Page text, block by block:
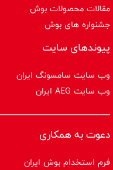
مقالات محصولات بوش
جشنواره های بوش
پیوندهای سایت
وب سایت سامسونگ ایران
وب سایت AEG ایران
دعوت به همکاری
فرم استخدام بوش ایران